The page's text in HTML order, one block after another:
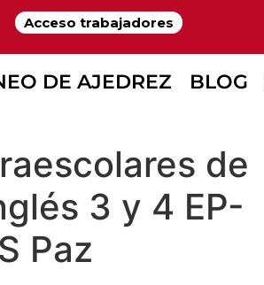
DE
Acceso trabajadores
DE AJEDREZ BLOG
de
3 y 4 EP-
Paz